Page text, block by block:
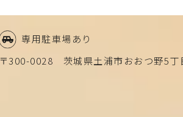
専用駐車場あり
〒300-0028 茨城県土浦市おおつ野5丁